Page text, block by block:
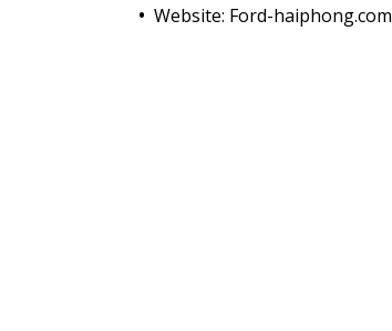
Website: Ford-haiphong.com